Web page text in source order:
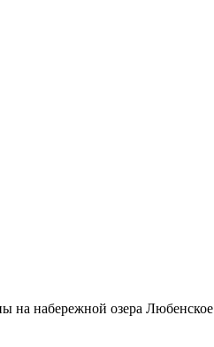
на набережной озера Любенское